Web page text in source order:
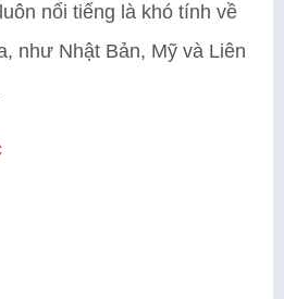
nổi tiếng là khó tính về
như Nhật Bản, Mỹ và Liên